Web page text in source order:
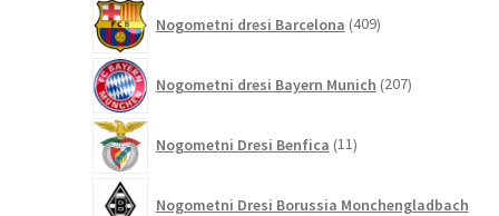
Nogometni dresi Barcelona 409izdelkov
Nogometni dresi Bayern Munich 207izdelkov
Nogometni Dresi Benfica 11izdelkov
Nogometni Dresi Borussia Monchengladbach